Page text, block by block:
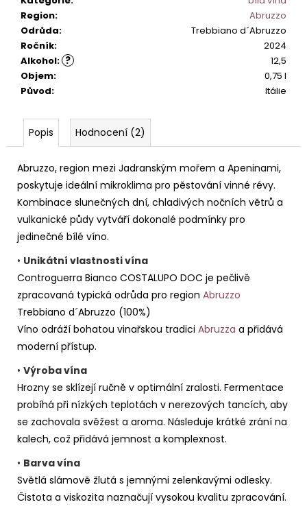
Region:
Abruzzo
Odrůda:
Trebbiano d´Abruzzo
Ročník: 2024
?
Alkohol:
12,5
Objem:
0,75 l
Původ: Itálie
Popis Hodnocení (2)
Abruzzo, region mezi Jadranským mořem a Apeninami,
poskytuje ideální mikroklima pro pěstování vinné révy.
Kombinace slunečných dní, chladivých nočních větrů a
vulkanické půdy vytváří dokonalé podmínky pro
jedinečné bílé víno.
• Unikátní vlastnosti vína
Controguerra Bianco COSTALUPO DOC je pečlivě
zpracovaná typická odrůda pro region Abruzzo
Trebbiano d´Abruzzo (100%)
Víno odráží bohatou vinařskou tradici Abruzza a přidává
moderní přístup.
• Výroba vína
Hrozny se sklízejí ručně v optimální zralosti. Fermentace
probíhá při nízkých teplotách v nerezových tancích, aby
se zachovala svěžest a aroma. Následuje krátké zrání na
kalech, což přidává jemnost a komplexnost.
• Barva vína
Světlá slámově žlutá s jemnými zelenkavými odlesky.
Čistota a viskozita naznačují vysokou kvalitu zpracování.
ETNA
BIANCO
ALTA
MORA
DOC.
590
Kč